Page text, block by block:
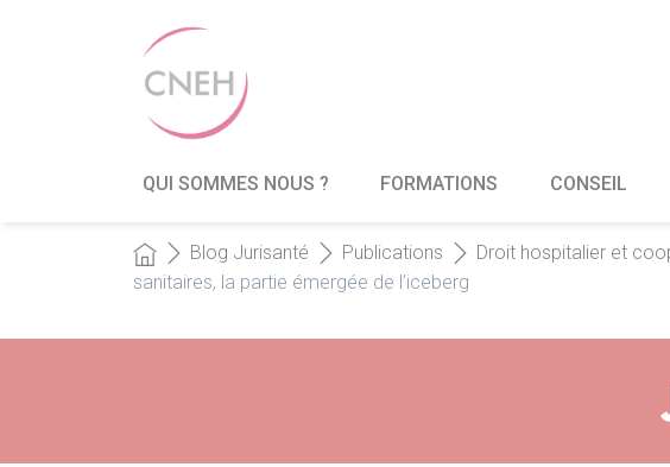
QUI SOMMES NOUS ? FORMATIONS CONSEIL
Blog Jurisanté Publications Droit hospitalier et
sanitaires, la partie émergée de l’iceberg